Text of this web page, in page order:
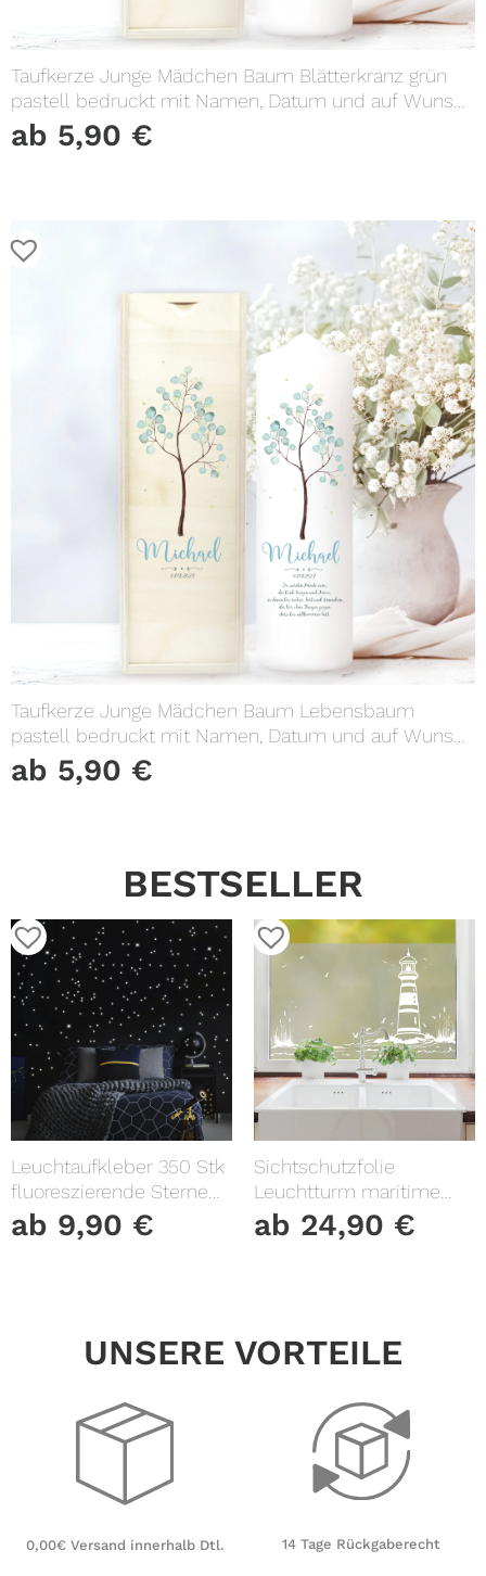
Taufkerze Junge Mädchen Baum Blätterkranz grün
pastell bedruckt mit Namen, Datum und auf Wunsch
eigenem, vorgegebenem oder keinem Taufspruch
ab 5,90 €
Taufkerze Junge Mädchen Baum Lebensbaum
pastell bedruckt mit Namen, Datum und auf Wunsch
eigenem, vorgegebenem oder keinem Taufspruch
ab 5,90 €
BESTSELLER
Leuchtaufkleber 350 Stk
fluoreszierende Sterne
und Punkte leuchten im
Dunklen Kinderzimmer
ab 9,90 €
Sichtschutzfolie
Leuchtturm maritime
Fensterfolie Fensterdeko
Milchglasfolie
ab 24,90 €
UNSERE VORTEILE
0,00€ Versand innerhalb Dtl. 14 Tage Rückgaberecht